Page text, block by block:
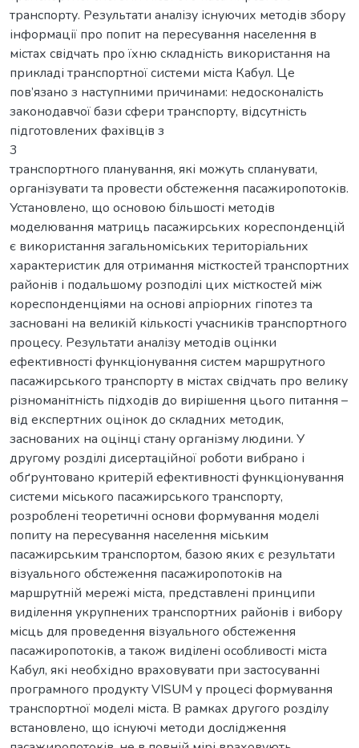
транспорту. Результати аналізу існуючих методів збору
інформації про попит на пересування населення в
містах свідчать про їхню складність використання на
прикладі транспортної системи міста Кабул. Це
пов’язано з наступними причинами: недосконалість
законодавчої бази сфери транспорту, відсутність
підготовлених фахівців з
3
транспортного планування, які можуть спланувати,
організувати та провести обстеження пасажиропотоків.
Установлено, що основою більшості методів
моделювання матриць пасажирських кореспонденцій
є використання загальноміських територіальних
характеристик для отримання місткостей транспортних
районів і подальшому розподілі цих місткостей між
кореспонденціями на основі апріорних гіпотез та
засновані на великій кількості учасників транспортного
процесу. Результати аналізу методів оцінки
ефективності функціонування систем маршрутного
пасажирського транспорту в містах свідчать про велику
різноманітність підходів до вирішення цього питання –
від експертних оцінок до складних методик,
заснованих на оцінці стану організму людини. У
другому розділі дисертаційної роботи вибрано і
обґрунтовано критерій ефективності функціонування
системи міського пасажирського транспорту,
розроблені теоретичні основи формування моделі
попиту на пересування населення міським
пасажирським транспортом, базою яких є результати
візуального обстеження пасажиропотоків на
маршрутній мережі міста, представлені принципи
виділення укрупнених транспортних районів і вибору
місць для проведення візуального обстеження
пасажиропотоків, а також виділені особливості міста
Кабул, які необхідно враховувати при застосуванні
програмного продукту VISUM у процесі формування
транспортної моделі міста. В рамках другого розділу
встановлено, що існуючі методи дослідження